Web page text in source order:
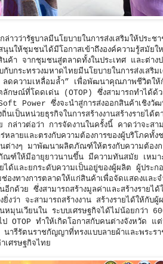
ว่ารัฐบาลมีนโยบายในการส่งเสริมให้ประช
ให้ชุมชนได้มีโอกาสเข้าถึงองค์ความรู้สมัยใ
ค้า จากชุมชนสู่ตลาดทั้งในประเทศ และต่าง
กระทรวงมหาดไทยมีนโยบายในการส่งเสริม
ลดความเหลื่อมล้ำ” เพื่อพัฒนาคุณภาพชีวิตใ
ษณ์ที่โดดเด่น (OTOP) ซึ่งสามารถทำได้ด้ว
Power ซึ่งจะนำสู่การส่งออกสินค้าเชิงวั
ป็นหน่วยธุรกิจในการสร้างงานสร้างรายได้ต
าวต่อว่า การจัดงานในครั้งนี้ คาดว่าจะสา
ลายและตรงกับความต้องการของผู้บริโภคทั้ง
างๆ มาพัฒนาผลิตภัณฑ์ให้ตรงกับความต้องก
ให้มีอายุยาวนานขึ้น มีความทันสมัย เหมาะ
และยกระดับความเป็นอยู่ของผู้ผลิต ผู้ประก
ช่องทางการตลาดให้แก่สินค้าเพื่อจัดแสดงแล
กด้วย ซึ่งสามารถสร้างมูลค่าและสร้างรายได้
งว่า จะสามารถสร้างงาน สร้างรายได้ให้กับ
หมุนเวียนใน ระบบเศรษฐกิจได้ไม่น้อยกว่า
OTOP ทำให้เกิดโอกาสกับคนต่างจังหวัด แ
ารีรัตนราชกัญญาที่ทรงแบบลายผ้าและพระร
ศรษฐกิจไทย